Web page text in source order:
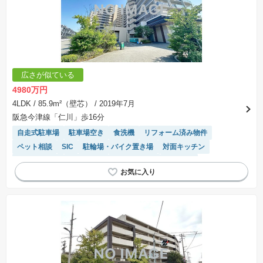
広さが似ている
4980万円
4LDK / 85.9m²（壁芯）
/ 2019年7月
阪急今津線「仁川」歩16分
自走式駐車場 駐車場空き 食洗機
リフォーム済み物件
ペット相談
SIC 駐輪場・バイク置き場
対面キッチン
高機能トイレ
浴室乾燥機 宅配ボックス
前面棟無
陽当り良好
システムキッチン
温水洗浄便座